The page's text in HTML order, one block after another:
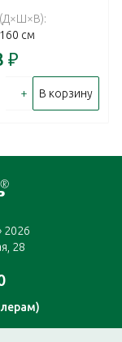
см
₽
+ В корзину
2026
28